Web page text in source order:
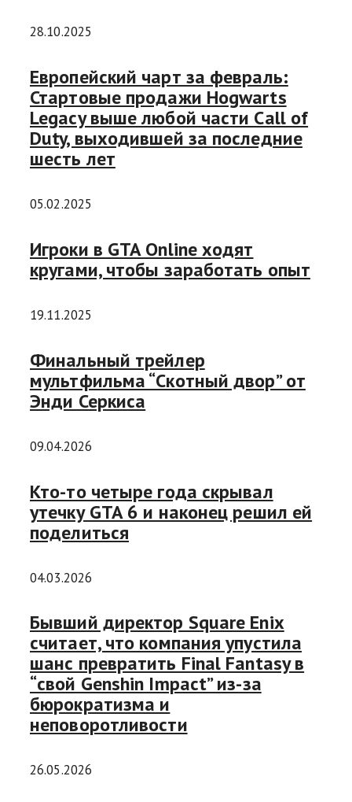
28.10.2025
Европейский чарт за февраль:
Стартовые продажи Hogwarts
Legacy выше любой части Call of
Duty, выходившей за последние
шесть лет
05.02.2025
Игроки в GTA Online ходят
кругами, чтобы заработать опыт
19.11.2025
Финальный трейлер
мультфильма “Скотный двор” от
Энди Серкиса
09.04.2026
Кто-то четыре года скрывал
утечку GTA 6 и наконец решил ей
поделиться
04.03.2026
Бывший директор Square Enix
считает, что компания упустила
шанс превратить Final Fantasy в
“свой Genshin Impact” из-за
бюрократизма и
неповоротливости
26.05.2026